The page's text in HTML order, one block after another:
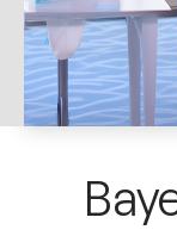
Tüm Konular
Trend